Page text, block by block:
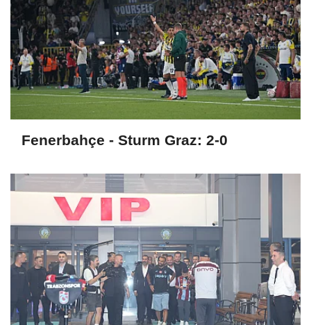
Fenerbahçe - Sturm Graz: 2-0